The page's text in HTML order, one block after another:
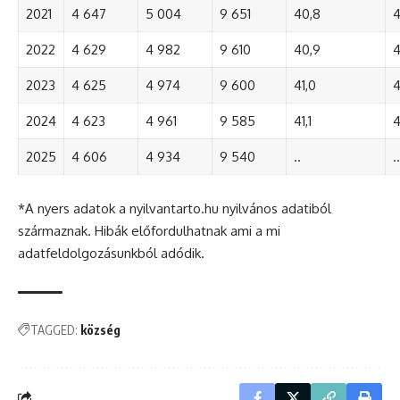
2021 4 647 5 004 9 651 40,8
2022 4 629 4 982 9 610 40,9
2023 4 625 4 974 9 600 41,0
2024 4 623 4 961 9 585 41,1
2025 4 606 4 934 9 540 .. ..
*A nyers adatok a nyilvantarto.hu nyilvános adatiból
származnak. Hibák előfordulhatnak ami a mi
adatfeldolgozásunkból adódik.
TAGGED: község